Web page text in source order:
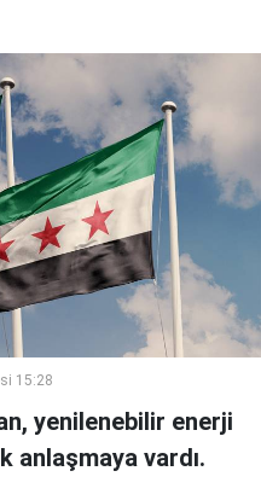
15:28
yenilenebilir enerji
anlaşmaya vardı.